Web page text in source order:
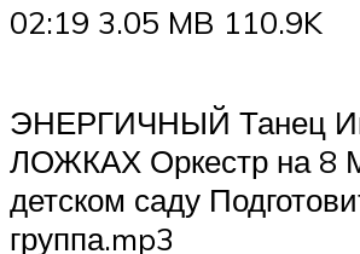
02:19 3.05 MB 110.9K
ЭНЕРГИЧНЫЙ Танец
ЛОЖКАХ Оркестр на 8
детском саду
группа.mp3